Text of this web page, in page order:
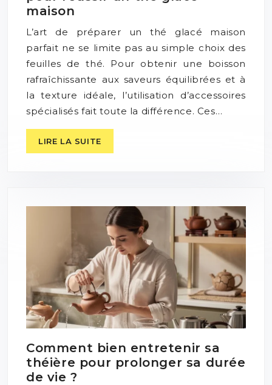
maison
L’art de préparer un thé glacé maison
parfait ne se limite pas au simple choix des
feuilles de thé. Pour obtenir une boisson
rafraîchissante aux saveurs équilibrées et à
la texture idéale, l’utilisation d’accessoires
spécialisés fait toute la différence. Ces…
LIRE LA SUITE
Comment bien entretenir sa
théière pour prolonger sa durée
de vie ?